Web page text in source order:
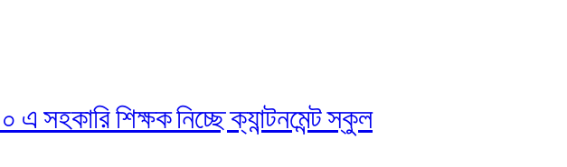
সহকারি শিক্ষক নিচ্ছে ক্যান্টনমেন্ট স্কুল